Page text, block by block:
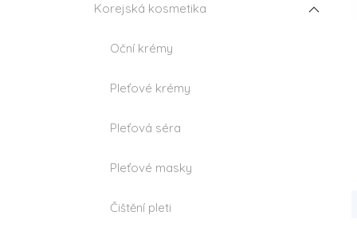
Korejská kosmetika
Oční krémy
Pleťové krémy
Pleťová séra
Pleťové masky
Čištění pleti